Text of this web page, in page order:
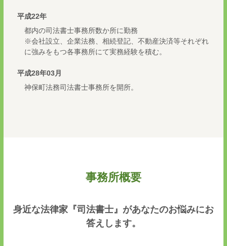
平成22年
都内の司法書士事務所数か所に勤務
※会社設立、企業法務、相続登記、不動産決済等それぞれ
に強みをもつ各事務所にて実務経験を積む。
平成28年03月
神保町法務司法書士事務所を開所。
事務所概要
身近な法律家『司法書士』があなたのお悩みにお
答えします。